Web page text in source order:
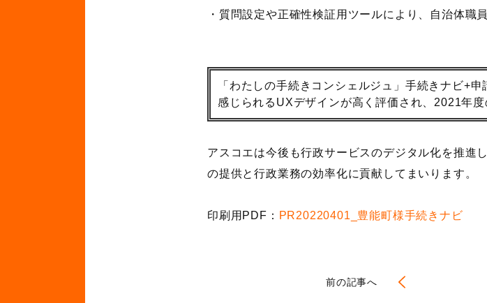
・質問設定や正確性検証用ツールにより、自治体職
「わたしの手続きコンシェルジュ」手続きナビ+
感じられるUXデザインが高く評価され、2021年
アスコエは今後も行政サービスのデジタル化を推進
の提供と行政業務の効率化に貢献してまいります。
印刷用PDF： PR20220401_豊能町様手続きナビ
前の記事へ